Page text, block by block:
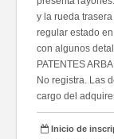
y la rueda
regular estado
con algunos
PATENTES
No registra. Las
cargo del
Inicio de